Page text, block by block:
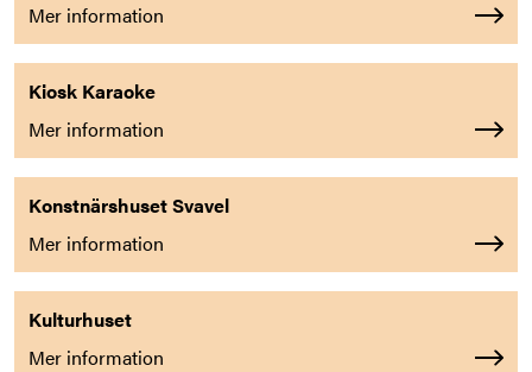
Mer information
Kiosk Karaoke
Mer information
Konstnärshuset Svavel
Mer information
Kulturhuset
Mer information